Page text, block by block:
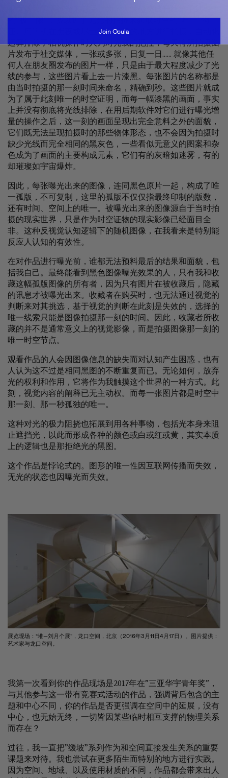
证。用手机在黑夜或尽量避免光线的地方进行拍摄，自动化
运算排除了相机操作时人为对光线的把控，每天将所拍摄图
片发布于社交媒体，一张或多张，日复一日...... 就像其他任
何人在朋友圈发布的图片一样，只是由于最大程度减少了光
线的参与，这些图片看上去一片漆黑。每张图片的名称都是
由当时拍摄的那一刻时间来命名，精确到秒。这些图片就成
为了属于此刻唯一的时空证明，而每一幅漆黑的画面，事实
上并没有彻底将光线排除，在用后期软件对它们进行曝光增
量的操作之后，这一刻的画面呈现出完全意料之外的面貌，
它们既无法呈现拍摄时的那些物体形态，也不会因为拍摄时
缺少光线而完全相同的黑灰色，一些看似无意义的图案和杂
色成为了画面的主要构成元素，它们有的灰暗如迷雾，有的
却璀璨如宇宙爆炸。
因此，每张曝光出来的图像，连同黑色原片一起，构成了唯
一孤版，不可复制，这里的孤版不仅仅指最终印制的版数，
还有时间、空间上的唯一。被曝光出来的图像源自于当时拍
摄的现实世界，只是作为时空证物的现实影像已经面目全
非。这种反视觉认知逻辑下的随机图像，在我看来是特别能
反应人认知的有效性。
在对作品进行曝光前，谁都无法预料最后的结果和面貌，包
括我自己。最终能看到黑色图像曝光效果的人，只有我和收
藏这幅孤版图像的所有者，因为只有图片在被收藏后，隐藏
的讯息才被曝光出来。收藏者在购买时，也无法通过视觉的
判断来对其挑选，基于视觉的判断在此刻是失效的，选择的
唯一线索只能是图像拍摄那一刻的时间。因此，收藏者所收
藏的并不是通常意义上的视觉影像，而是拍摄图像那一刻的
唯一时空节点。
观看作品的人会因图像信息的缺失而对认知产生困惑，也有
人认为这不过是相同黑图的不断重复而已。无论如何，放弃
光的权利和作用，它将作为我触摸这个世界的一种方式。此
刻，视觉内容的阐释已无主动权。而每一张图片都是时空中
那一刻、那一秒孤独的唯一。
这种对光的极力阻挠也拓展到用各种事物，包括光本身来阻
止遮挡光，以此而形成各种的颜色或白或红或黄，其实本质
上的逻辑也是那拒绝光的黑图。
这个作品是悖论式的。图形的唯一性因互联网传播而失效，
无光的状态也因曝光而失效。
展览现场：“堆—刘月个展”，龙口空间，北京（2016年3月11日4月17日）。图片提供：
艺术家与龙口空间。
我第一次看到你的作品现场是2017年在”三亚华宇青年奖”，
与其他参与这一带有竞赛式活动的作品，强调背后包含的主
题和中心不同，你的作品是否更强调在空间中的延展，没有
中心，也无始无终，一切皆因某些临时相互支撑的物理关系
而存在？
过往，我一直把”缓坡”系列作为和空间直接发生关系的重要
课题来对待。我也尝试在更多陌生而特别的地方进行实践。
因为空间、地域、以及使用材质的不同，作品都会带来出人
Join Ocula